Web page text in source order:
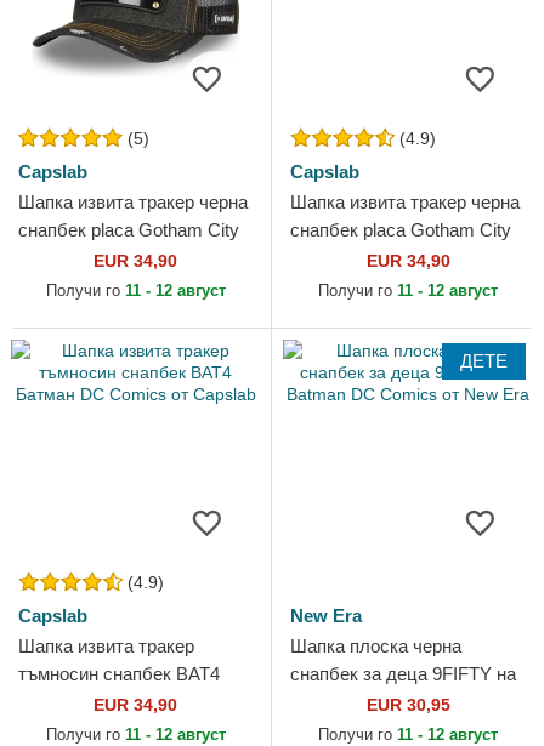
(5)
Capslab
Шапка извита тракер черна
снапбек placa Gotham City
DC6 BATP1 Батман DC
Comics от Capslab
EUR 34,90
Получи го 11 - 12 август
(4.9)
Capslab
Шапка извита тракер черна
снапбек placa Gotham City
BATP1 Батман DC Comics
от Capslab
EUR 34,90
Получи го 11 - 12 август
(4.9)
Capslab
Шапка извита тракер
тъмносин снапбек BAT4
Батман DC Comics от
Capslab
EUR 34,90
Получи го 11 - 12 август
ДЕТЕ
New Era
Шапка плоска черна
снапбек за деца 9FIFTY на
Batman DC Comics от New
EUR 30,95
Получи го 11 - 12 август